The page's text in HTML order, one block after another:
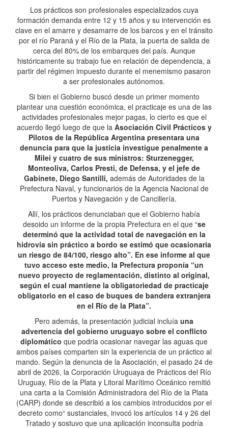
Los prácticos son profesionales especializados cuya
formación demanda entre 12 y 15 años y su intervención es
clave en el amarre y desamarre de los barcos y en el tránsito
por el río Paraná y el Río de la Plata, la puerta de salida de
cerca del 80% de los embarques del país. Aunque
históricamente su trabajo fue en relación de dependencia, a
partir del régimen impuesto durante el menemismo pasaron
a ser profesionales autónomos.
Si bien el Gobierno buscó desde un primer momento
plantear una cuestión económica, el practicaje es una de las
actividades profesionales mejor pagas, lo cierto es que el
acuerdo llegó luego de que la Asociación Civil Prácticos y
Pilotos de la República Argentina presentara una
denuncia para que la justicia investigue penalmente a
Milei y cuatro de sus ministros: Sturzenegger,
Monteoliva, Carlos Presti, de Defensa, y el jefe de
Gabinete, Diego Santilli, además de Autoridades de la
Prefectura Naval, y funcionarios de la Agencia Nacional de
Puertos y Navegación y de Cancillería.
Allí, los prácticos denunciaban que el Gobierno había
desoido un informe de la propia Prefectura en el que “se
determinó que la actividad total de navegación en la
hidrovía sin práctico a bordo se estimó que ocasionaría
un riesgo de 84/100, riesgo alto”. En ese informe al que
tuvo acceso este medio, la Prefectura proponía “un
nuevo proyecto de reglamentación, distinto al original,
según el cual mantiene la obligatoriedad de practicaje
obligatorio en el caso de buques de bandera extranjera
en el Río de la Plata”.
Pero además, la presentación judicial incluía una
advertencia del gobierno uruguayo sobre el conflicto
diplomático que podria ocasionar navegar las aguas que
ambos países comparten sin la experiencia de un práctico al
mando. Según la denuncia de la Asociación, el pasado 24 de
abril de 2026, la Corporación Uruguaya de Prácticos del Río
Uruguay, Río de la Plata y Litoral Marítimo Oceánico remitió
una carta a la Comisión Administradora del Río de la Plata
(CARP) donde se describió a los cambios introducidos por el
decreto como“ sustanciales, invocó los artículos 14 y 26 del
Tratado y sostuvo que una aplicación inconsulta podría